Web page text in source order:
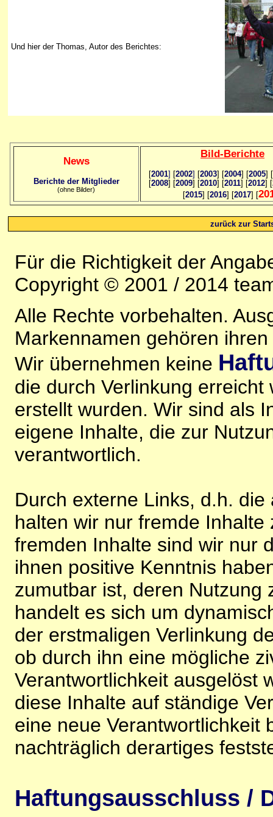
Und hier der Thomas, Autor des Berichtes:
News
Berichte der Mitglieder
(ohne Bilder)
Bild-Berichte
[2001] [2002] [2003] [2004] [2005] [
[2008] [2009] [2010] [2011] [2012] [
[2015] [2016] [2017] [
zurück zur
Für die Richtigkeit der
Copyright © 2001 / 2014
Alle Rechte vorbehalten.
Markennamen gehören
Wir übernehmen keine
die durch Verlinkung
erstellt wurden. Wir sind als
eigene Inhalte, die zur
verantwortlich.
Durch externe Links, d.h.
halten wir nur fremde
fremden Inhalte sind wir nur
ihnen positive Kenntnis
zumutbar ist, deren Nutzung
handelt es sich um
der erstmaligen Verlinkung
ob durch ihn eine mögliche
Verantwortlichkeit ausgelöst
diese Inhalte auf ständige
eine neue Verantwortlichkeit
nachträglich derartiges
Haftungsausschluss /